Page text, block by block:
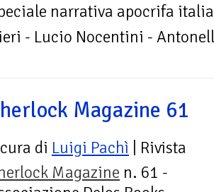
narrativa apocrifa
- Lucio Nocentini -
Magazine 61
di Luigi Pachì | Rivista
Magazine n. 61 -